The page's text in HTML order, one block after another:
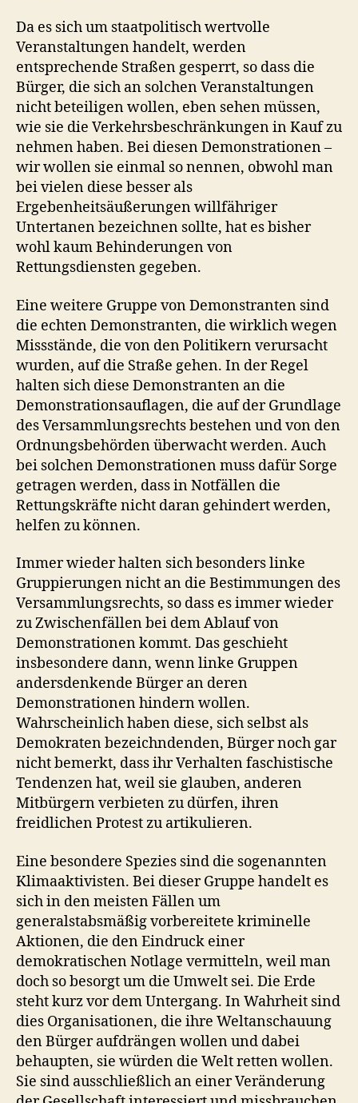
Da es sich um staatpolitisch wertvolle
Veranstaltungen handelt, werden
entsprechende Straßen gesperrt, so dass die
Bürger, die sich an solchen Veranstaltungen
nicht beteiligen wollen, eben sehen müssen,
wie sie die Verkehrsbeschränkungen in Kauf zu
nehmen haben. Bei diesen Demonstrationen –
wir wollen sie einmal so nennen, obwohl man
bei vielen diese besser als
Ergebenheitsäußerungen willfähriger
Untertanen bezeichnen sollte, hat es bisher
wohl kaum Behinderungen von
Rettungsdiensten gegeben.
Eine weitere Gruppe von Demonstranten sind
die echten Demonstranten, die wirklich wegen
Missstände, die von den Politikern verursacht
wurden, auf die Straße gehen. In der Regel
halten sich diese Demonstranten an die
Demonstrationsauflagen, die auf der Grundlage
des Versammlungsrechts bestehen und von den
Ordnungsbehörden überwacht werden. Auch
bei solchen Demonstrationen muss dafür Sorge
getragen werden, dass in Notfällen die
Rettungskräfte nicht daran gehindert werden,
helfen zu können.
Immer wieder halten sich besonders linke
Gruppierungen nicht an die Bestimmungen des
Versammlungsrechts, so dass es immer wieder
zu Zwischenfällen bei dem Ablauf von
Demonstrationen kommt. Das geschieht
insbesondere dann, wenn linke Gruppen
andersdenkende Bürger an deren
Demonstrationen hindern wollen.
Wahrscheinlich haben diese, sich selbst als
Demokraten bezeichndenden, Bürger noch gar
nicht bemerkt, dass ihr Verhalten faschistische
Tendenzen hat, weil sie glauben, anderen
Mitbürgern verbieten zu dürfen, ihren
freidlichen Protest zu artikulieren.
Eine besondere Spezies sind die sogenannten
Klimaaktivisten. Bei dieser Gruppe handelt es
sich in den meisten Fällen um
generalstabsmäßig vorbereitete kriminelle
Aktionen, die den Eindruck einer
demokratischen Notlage vermitteln, weil man
doch so besorgt um die Umwelt sei. Die Erde
steht kurz vor dem Untergang. In Wahrheit sind
dies Organisationen, die ihre Weltanschauung
den Bürger aufdrängen wollen und dabei
behaupten, sie würden die Welt retten wollen.
Sie sind ausschließlich an einer Veränderung